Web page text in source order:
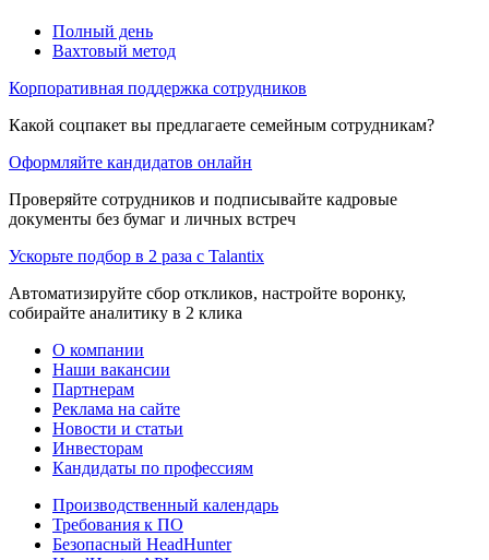
Полный день
Вахтовый метод
Корпоративная поддержка сотрудников
Какой соцпакет вы предлагаете семейным сотрудникам?
Оформляйте кандидатов онлайн
Проверяйте сотрудников и подписывайте кадровые
документы без бумаг и личных встреч
Ускорьте подбор в 2 раза с Talantix
Автоматизируйте сбор откликов, настройте воронку,
собирайте аналитику в 2 клика
О компании
Наши вакансии
Партнерам
Реклама на сайте
Новости и статьи
Инвесторам
Кандидаты по профессиям
Производственный календарь
Требования к ПО
Безопасный HeadHunter